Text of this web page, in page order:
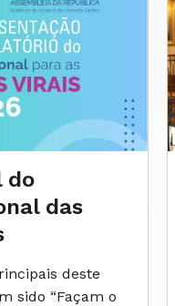
do
das
deste
sido “Façam o